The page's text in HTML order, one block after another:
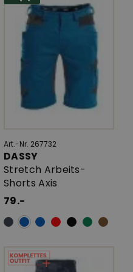
Art.-Nr. 267732
DASSY
Stretch Arbeits-
Shorts Axis
79.-